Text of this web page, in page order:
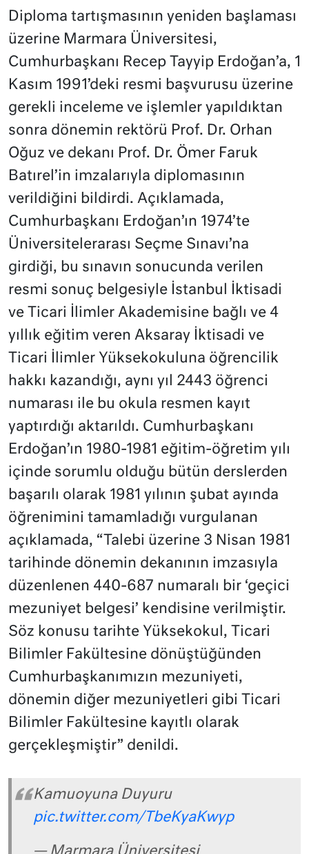
Diploma tartışmasının yeniden başlaması
üzerine Marmara Üniversitesi,
Cumhurbaşkanı Recep Tayyip Erdoğan’a, 1
Kasım 1991’deki resmi başvurusu üzerine
gerekli inceleme ve işlemler yapıldıktan
sonra dönemin rektörü Prof. Dr. Orhan
Oğuz ve dekanı Prof. Dr. Ömer Faruk
Batırel’in imzalarıyla diplomasının
verildiğini bildirdi. Açıklamada,
Cumhurbaşkanı Erdoğan’ın 1974’te
Üniversitelerarası Seçme Sınavı’na
girdiği, bu sınavın sonucunda verilen
resmi sonuç belgesiyle İstanbul İktisadi
ve Ticari İlimler Akademisine bağlı ve 4
yıllık eğitim veren Aksaray İktisadi ve
Ticari İlimler Yüksekokuluna öğrencilik
hakkı kazandığı, aynı yıl 2443 öğrenci
numarası ile bu okula resmen kayıt
yaptırdığı aktarıldı. Cumhurbaşkanı
Erdoğan’ın 1980-1981 eğitim-öğretim yılı
içinde sorumlu olduğu bütün derslerden
başarılı olarak 1981 yılının şubat ayında
öğrenimini tamamladığı vurgulanan
açıklamada, “Talebi üzerine 3 Nisan 1981
tarihinde dönemin dekanının imzasıyla
düzenlenen 440-687 numaralı bir ‘geçici
mezuniyet belgesi’ kendisine verilmiştir.
Söz konusu tarihte Yüksekokul, Ticari
Bilimler Fakültesine dönüştüğünden
Cumhurbaşkanımızın mezuniyeti,
dönemin diğer mezuniyetleri gibi Ticari
Bilimler Fakültesine kayıtlı olarak
gerçekleşmiştir” denildi.
Kamuoyuna Duyuru
pic.twitter.com/TbeKyaKwyp